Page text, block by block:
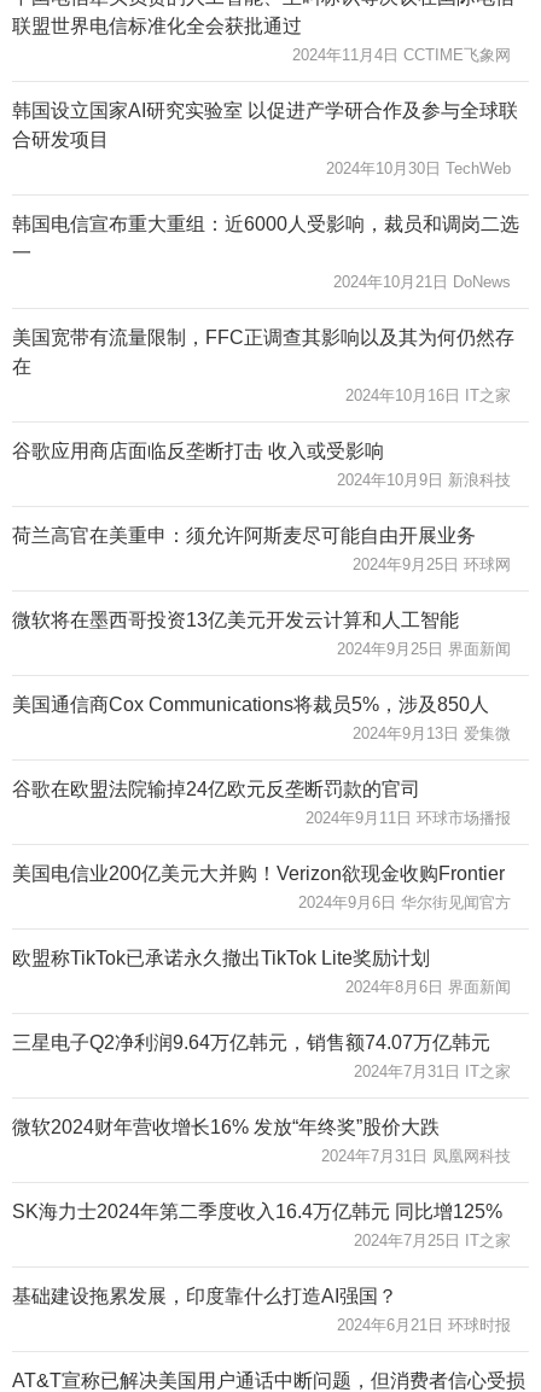
联盟世界电信标准化全会获批通过
2024年11月4日 CCTIME飞象网
韩国设立国家AI研究实验室 以促进产学研合作及参与全球联
合研发项目
2024年10月30日 TechWeb
韩国电信宣布重大重组：近6000人受影响，裁员和调岗二选
一
2024年10月21日 DoNews
美国宽带有流量限制，FFC正调查其影响以及其为何仍然存
在
2024年10月16日 IT之家
谷歌应用商店面临反垄断打击 收入或受影响
2024年10月9日 新浪科技
荷兰高官在美重申：须允许阿斯麦尽可能自由开展业务
2024年9月25日 环球网
微软将在墨西哥投资13亿美元开发云计算和人工智能
2024年9月25日 界面新闻
美国通信商Cox Communications将裁员5%，涉及850人
2024年9月13日 爱集微
谷歌在欧盟法院输掉24亿欧元反垄断罚款的官司
2024年9月11日 环球市场播报
美国电信业200亿美元大并购！Verizon欲现金收购Frontier
2024年9月6日 华尔街见闻官方
欧盟称TikTok已承诺永久撤出TikTok Lite奖励计划
2024年8月6日 界面新闻
三星电子Q2净利润9.64万亿韩元，销售额74.07万亿韩元
2024年7月31日 IT之家
微软2024财年营收增长16% 发放“年终奖”股价大跌
2024年7月31日 凤凰网科技
SK海力士2024年第二季度收入16.4万亿韩元 同比增125%
2024年7月25日 IT之家
基础建设拖累发展，印度靠什么打造AI强国？
2024年6月21日 环球时报
AT&T宣称已解决美国用户通话中断问题，但消费者信心受损